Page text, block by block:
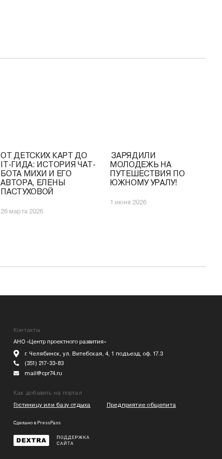
ОТ ДЕТСКИХ КАРТ ДО
IT-ГИДА: ИСТОРИЯ ЧАТ-
БОТА МИХИ И ЕГО
АВТОРА, ЕЛЕНЫ
ПАСТУХОВОЙ
26 марта 2026
️ ЗАРЯДИЛИ
МОЛОДЕЖЬ НА
ПУТЕШЕСТВИЯ ПО
ЮЖНОМУ УРАЛУ!
1 июня 2026
Контакты
АНО «Центр проектного развития»
г. Челябинск, ул. Витебская, 4, 1 подъезд, оф. 17.3
(351) 217-33-83
mail@cpr74.ru
Как добавить на портал
Гостиницу или базу отдыха
Предприятие общепита
Сделано в PressPass